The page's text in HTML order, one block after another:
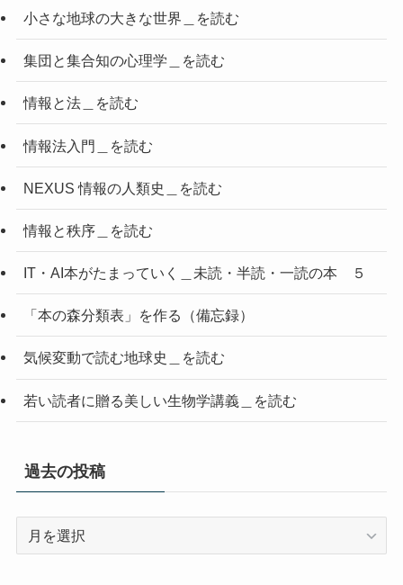
小さな地球の大きな世界＿を読む
集団と集合知の心理学＿を読む
情報と法＿を読む
情報法入門＿を読む
NEXUS 情報の人類史＿を読む
情報と秩序＿を読む
IT・AI本がたまっていく＿未読・半読・一読の本 ５
「本の森分類表」を作る（備忘録）
気候変動で読む地球史＿を読む
若い読者に贈る美しい生物学講義＿を読む
過去の投稿